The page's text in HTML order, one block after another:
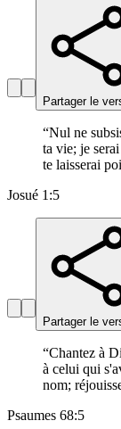
Partager le
“Nul ne
ta vie; je
te laisserai
Josué 1:5
Partager le
“Chantez à
à celui qui
nom;
Psaumes 68:5